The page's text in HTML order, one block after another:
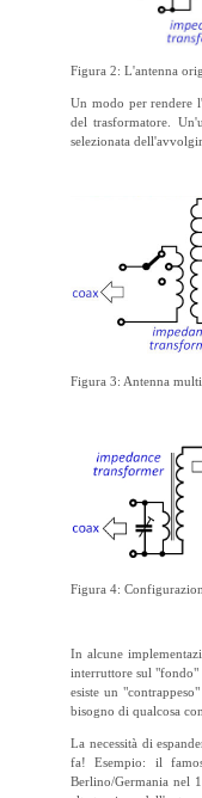
Figura 2: L'antenna
Un modo per rendere
del trasformatore.
selezionata
Figura 3: Antenna
Figura 4:
In alcune
interruttore sul "fondo"
esiste un
bisogno di qualcosa
La necessità di
fa! Esempio: il
Berlino/Germania nel